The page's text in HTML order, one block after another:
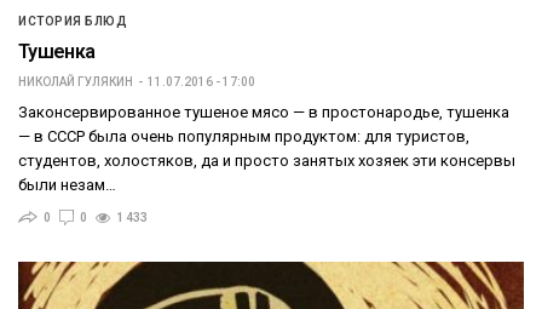
ИСТОРИЯ БЛЮД
Тушенка
НИКОЛАЙ ГУЛЯКИН 11.07.2016 - 17:00
Законсервированное тушеное мясо — в простонародье, тушенка
— в СССР была очень популярным продуктом: для туристов,
студентов, холостяков, да и просто занятых хозяек эти консервы
были незам…
0 0 1 433